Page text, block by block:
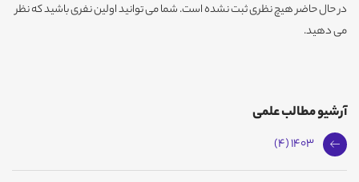
در حال حاضر هیچ نظری ثبت نشده است. شما می توانید اولین نفری باشید که نظر
می دهید.
آرشیو مطالب علمی
1403 (4)